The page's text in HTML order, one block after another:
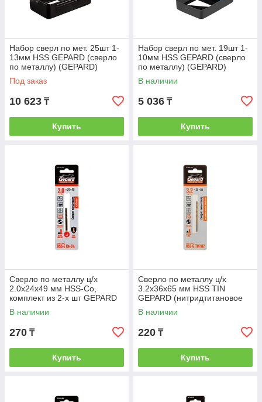
Набор сверл по мет. 25шт 1-
13мм HSS GEPARD (сверло
по металлу) (GEPARD)
(GP0301-25)
Под заказ
10 623 ₸
Купить
Набор сверл по мет. 19шт 1-
10мм HSS GEPARD (сверло
по металлу) (GEPARD)
(GP0301-19)
В наличии
5 036 ₸
Купить
Сверло по металлу ц/х
2.0х24х49 мм HSS-Co,
комплект из 2-х шт GEPARD
(кобальт 5%) (GEPARD)
(GP1420-049)
В наличии
270 ₸
Купить
Сверло по металлу ц/х
3.2х36х65 мм HSS TIN
GEPARD (нитридтитановое
покрытие) (GEPARD)
(GP1332-065)
В наличии
220 ₸
Купить